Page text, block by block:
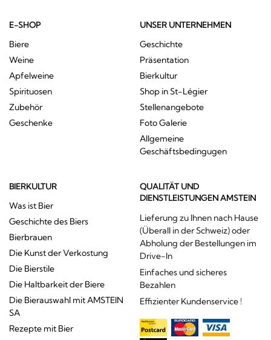
E-SHOP
Biere
Weine
Apfelweine
Spirituosen
Zubehör
Geschenke
UNSER UNTERNEHMEN
Geschichte
Präsentation
Bierkultur
Shop in St-Légier
Stellenangebote
Foto Galerie
Allgemeine
Geschäftsbedingugen
BIERKULTUR
Was ist Bier
Geschichte des Biers
Bierbrauen
Die Kunst der Verkostung
Die Bierstile
Die Haltbarkeit der Biere
Die Bierauswahl mit AMSTEIN
SA
Rezepte mit Bier
QUALITÄT UND
DIENSTLEISTUNGEN AMSTEIN
Lieferung zu Ihnen nach Hause
(Überall in der Schweiz) oder
Abholung der Bestellungen im
Drive-In
Einfaches und sicheres
Bezahlen
Effizienter Kundenservice !